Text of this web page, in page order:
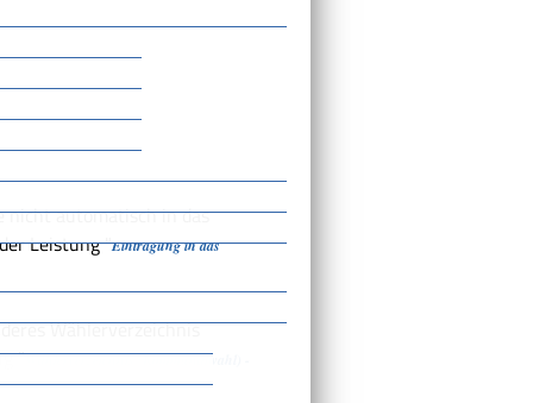
nicht automatisch in das
Leistung "Eintragung in das
Wählerverzeichnis
"Wählerverzeichnis (Kommunalwahl) -